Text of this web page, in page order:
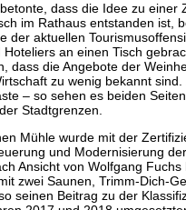
dass die Idee zu einer
im Rathaus entstanden ist,
der aktuellen
an einen Tisch
dass die Angebote der
zu wenig bekannt sind.
– so sehen es beiden
Stadtgrenzen.
Mühle wurde mit der
und Modernisierung
Ansicht von Wolfgang
zwei Saunen, Trimm-Dich-
seinen Beitrag zu der